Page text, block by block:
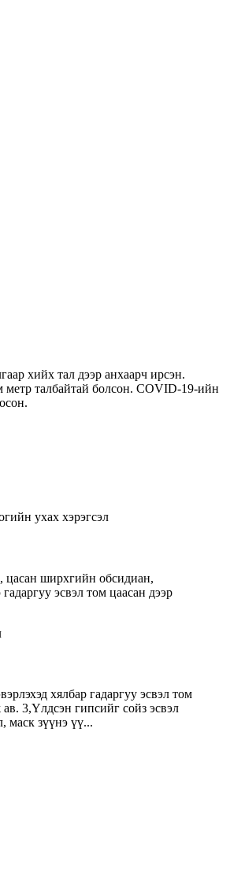
хийх тал дээр анхаарч ирсэн.
метр талбайтай болсон. COVID-19-ийн
цасан ширхгийн обсидиан,
эсвэл том цаасан дээр
хялбар гадаргуу эсвэл том
3,Үлдсэн гипсийг сойз эсвэл
маск зүүнэ үү...